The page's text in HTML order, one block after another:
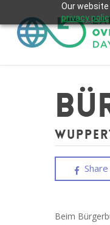
Our
privacy
to
main
Share
Beim